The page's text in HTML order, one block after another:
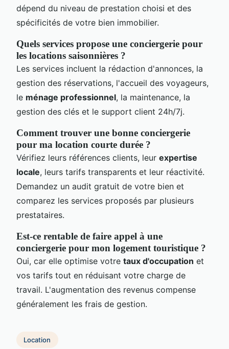
dépend du niveau de prestation choisi et des
spécificités de votre bien immobilier.
Quels services propose une conciergerie pour
les locations saisonnières ?
Les services incluent la rédaction d'annonces, la
gestion des réservations, l'accueil des voyageurs,
le ménage professionnel, la maintenance, la
gestion des clés et le support client 24h/7j.
Comment trouver une bonne conciergerie
pour ma location courte durée ?
Vérifiez leurs références clients, leur expertise
locale, leurs tarifs transparents et leur réactivité.
Demandez un audit gratuit de votre bien et
comparez les services proposés par plusieurs
prestataires.
Est-ce rentable de faire appel à une
conciergerie pour mon logement touristique ?
Oui, car elle optimise votre taux d'occupation et
vos tarifs tout en réduisant votre charge de
travail. L'augmentation des revenus compense
généralement les frais de gestion.
Location